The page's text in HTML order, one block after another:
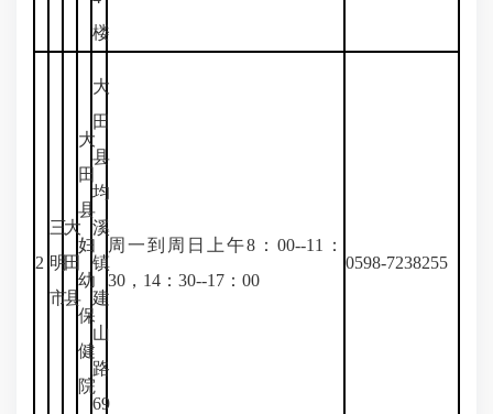
楼
2
三
明
市
大
田
县
大
田
县
妇
幼
保
健
院
大
田
县
均
溪
镇
建
山
路
69
周一到周日上午8：00--11：
30，14：30--17：00
0598-7238255